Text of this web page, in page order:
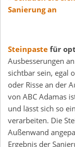
Sanierung an
Steinpaste für
Ausbesserungen
sichtbar sein, egal
oder Risse an der
von ABC Adamas
und lässt sich so
verarbeiten. Die
Außenwand
Ergebnis der